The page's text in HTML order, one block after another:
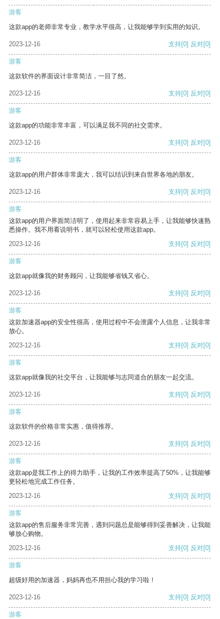
游客
这款app的老师非常专业，教学水平很高，让我能够学到实用的知识。
2023-12-16 支持[0] 反对[0]
游客
这款软件的界面设计非常简洁，一目了然。
2023-12-16 支持[0] 反对[0]
游客
这款app的功能非常丰富，可以满足我不同的社交需求。
2023-12-16 支持[0] 反对[0]
游客
这款app的用户群体非常庞大，我可以结识到来自世界各地的朋友。
2023-12-16 支持[0] 反对[0]
游客
这款app的用户界面简洁明了，使用起来非常容易上手，让我能够快速熟
悉操作。我不用看说明书，就可以轻松使用这款app。
2023-12-16
支持[0] 反对[0]
游客
这款app就像我的财务顾问，让我能够省钱又省心。
2023-12-16 支持[0] 反对[0]
游客
这款加速器app的安全性很高，使用过程中不会泄露个人信息，让我非常
放心。
2023-12-16
支持[0] 反对[0]
游客
这款app就像我的社交平台，让我能够与志同道合的朋友一起交流。
2023-12-16 支持[0] 反对[0]
游客
这款软件的价格非常实惠，值得推荐。
2023-12-16 支持[0] 反对[0]
游客
这款app是我工作上的得力助手，让我的工作效率提高了50%，让我能够
更轻松地完成工作任务。
2023-12-16
支持[0] 反对[0]
游客
这款app的售后服务非常完善，遇到问题总是能够得到妥善解决，让我能
够放心购物。
2023-12-16
支持[0] 反对[0]
游客
超级好用的加速器，妈妈再也不用担心我的学习啦！
2023-12-16 支持[0] 反对[0]
游客